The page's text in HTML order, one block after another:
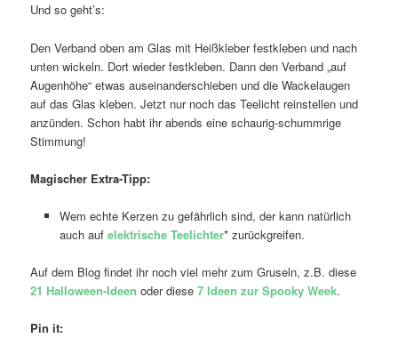
Und so geht’s:
Den Verband oben am Glas mit Heißkleber festkleben und nach
unten wickeln. Dort wieder festkleben. Dann den Verband „auf
Augenhöhe“ etwas auseinanderschieben und die Wackelaugen
auf das Glas kleben. Jetzt nur noch das Teelicht reinstellen und
anzünden. Schon habt ihr abends eine schaurig-schummrige
Stimmung!
Magischer Extra-Tipp:
Wem echte Kerzen zu gefährlich sind, der kann natürlich
auch auf elektrische Teelichter* zurückgreifen.
Auf dem Blog findet ihr noch viel mehr zum Gruseln, z.B. diese
21 Halloween-Ideen oder diese7 Ideen zur Spooky Week.
Pin it: